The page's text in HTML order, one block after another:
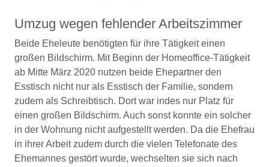
Umzug wegen fehlender Arbeitszimmer
Beide Eheleute benötigten für ihre Tätigkeit einen
großen Bildschirm. Mit Beginn der Homeoffice-Tätigkeit
ab Mitte März 2020 nutzen beide Ehepartner den
Esstisch nicht nur als Esstisch der Familie, sondern
zudem als Schreibtisch. Dort war indes nur Platz für
einen großen Bildschirm. Auch sonst konnte ein solcher
in der Wohnung nicht aufgestellt werden. Da die Ehefrau
in ihrer Arbeit zudem durch die vielen Telefonate des
Ehemannes gestört wurde, wechselten sie sich nach